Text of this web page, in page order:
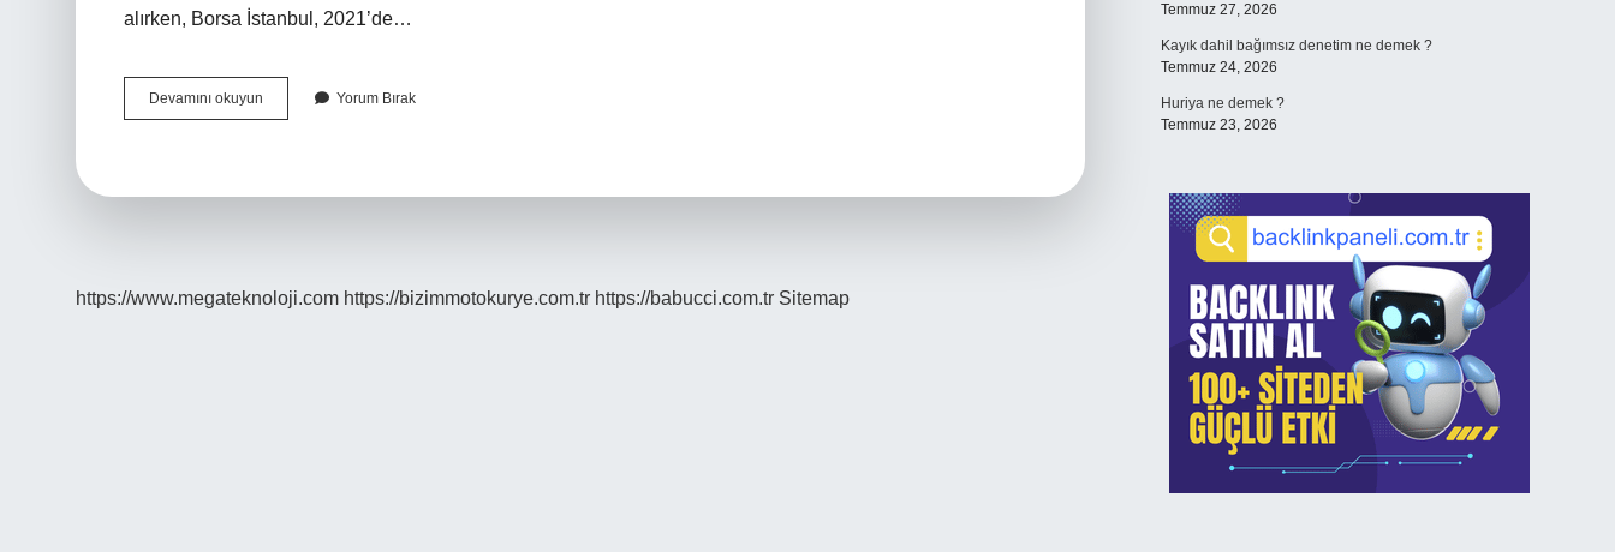
alırken, Borsa İstanbul, 2021’de…
Devamını okuyun
100
Yorum Bırak
https://www.megateknoloji.com https://bizimmotokurye.com.tr https://babucci.com.tr Sitemap
Temmuz 27, 2026
Kayık dahil bağımsız denetim ne demek ?
Temmuz 24, 2026
Huriya ne demek ?
Temmuz 23, 2026